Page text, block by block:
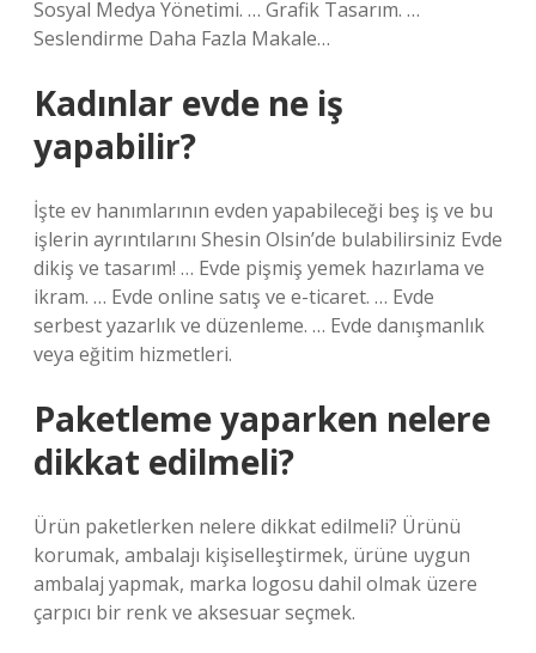
Sosyal Medya Yönetimi. … Grafik Tasarım. …
Seslendirme Daha Fazla Makale…
Kadınlar evde ne iş
yapabilir?
İşte ev hanımlarının evden yapabileceği beş iş ve bu
işlerin ayrıntılarını Shesin Olsin’de bulabilirsiniz Evde
dikiş ve tasarım! … Evde pişmiş yemek hazırlama ve
ikram. … Evde online satış ve e-ticaret. … Evde
serbest yazarlık ve düzenleme. … Evde danışmanlık
veya eğitim hizmetleri.
Paketleme yaparken nelere
dikkat edilmeli?
Ürün paketlerken nelere dikkat edilmeli? Ürünü
korumak, ambalajı kişiselleştirmek, ürüne uygun
ambalaj yapmak, marka logosu dahil olmak üzere
çarpıcı bir renk ve aksesuar seçmek.